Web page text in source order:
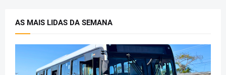
AS MAIS LIDAS DA SEMANA